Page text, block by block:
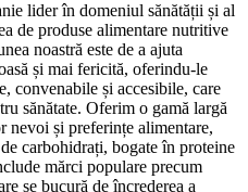
lider în domeniul sănătății și al
de produse alimentare nutritive
noastră este de a ajuta
și mai fericită, oferindu-le
convenabile și accesibile, care
sănătate. Oferim o gamă largă
nevoi și preferințe alimentare,
carbohidrați, bogate în proteine
mărci populare precum
se bucură de încrederea a